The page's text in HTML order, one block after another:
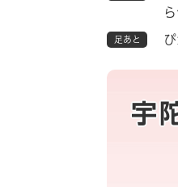
足あと
宇